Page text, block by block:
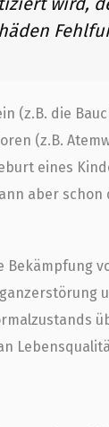
(z.B. die
(z.B.
eines
aber
Bekämpfung